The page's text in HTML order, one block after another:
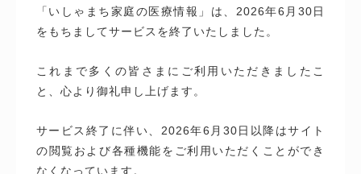
「いしゃまち家庭の医療情報」は、2026年6月30日
をもちましてサービスを終了いたしました。
これまで多くの皆さまにご利用いただきましたこ
と、心より御礼申し上げます。
サービス終了に伴い、2026年6月30日以降はサイト
の閲覧および各種機能をご利用いただくことができ
なくなっています。